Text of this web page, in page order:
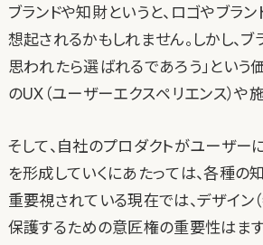
ブランドや知財というと、ロゴやブラ
想起されるかもしれません。しかし、
思われたら選ばれるであろう」という
のUX（ユーザーエクスペリエンス）や
そして、自社のプロダクトがユーザー
を形成していくにあたっては、各種の
重要視されている現在では、デザイン
保護するための意匠権の重要性はます